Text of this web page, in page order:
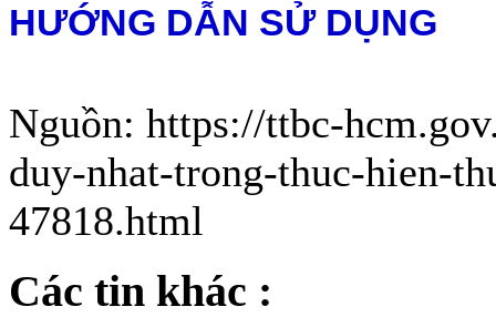
HƯỚNG DẪN SỬ DỤNG
Nguồn: https://ttbc-
duy-nhat-trong-thuc-hien-
47818.html
Các tin khác :